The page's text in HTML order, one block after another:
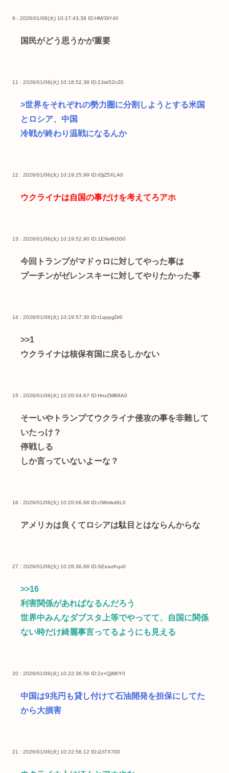
9 : 2026/01/06(火) 10:17:43.39 ID:HM/3liY40
国民がどう思うかが重要
11 : 2026/01/06(火) 10:18:52.38 ID:2Jsk5ZnZ0
>世界をそれぞれの勢力圏に分割しようとする米国
とロシア、中国
冷戦が終わり温戦になるんか
12 : 2026/01/06(火) 10:19:25.99 ID:rDjZ5XLA0
ウクライナは自国の事だけを考えてろアホ
13 : 2026/01/06(火) 10:19:52.90 ID:1ENvl6OG0
今回トランプがマドゥロに対してやった事は
プーチンがゼレンスキーに対してやりたかった事
14 : 2026/01/06(火) 10:19:57.30 ID:t1appgDr0
>>1
ウクライナは核保有国に戻るしかない
15 : 2026/01/06(火) 10:20:04.67 ID:HnzZMB8A0
そーいやトランプてウクライナ侵攻の事を非難して
いたっけ？
停戦しる
しか言っていないよーな？
16 : 2026/01/06(火) 10:20:06.68 ID:cIWmbd6L0
アメリカは良くてロシアは駄目とはならんからな
27 : 2026/01/06(火) 10:26:36.68 ID:SEeazKqx0
>>16
利害関係があればなるんだろう
世界中みんなダブスタ上等でやってて、自国に関係
ない時だけ綺麗事言ってるようにも見える
20 : 2026/01/06(火) 10:22:36.56 ID:2z+QjM0Y0
中国は9兆円も貸し付けて石油開発を担保にしてた
から大損害
21 : 2026/01/06(火) 10:22:56.12 ID:i2/l7X700